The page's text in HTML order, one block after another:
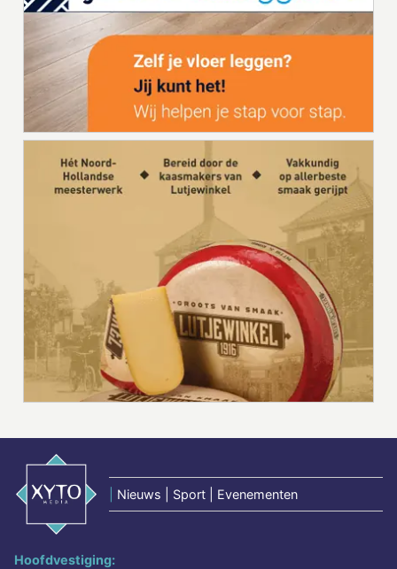
Nieuws | Sport | Evenementen
Hoofdvestiging: